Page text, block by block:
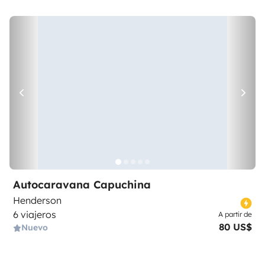
Autocaravana Capuchina
Henderson
6 viajeros
Nuevo
A partir de
80 US$